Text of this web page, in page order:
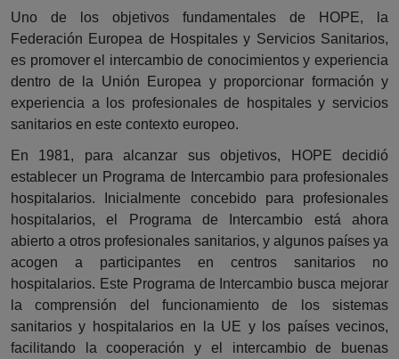
Uno de los objetivos fundamentales de HOPE, la
Federación Europea de Hospitales y Servicios Sanitarios,
es promover el intercambio de conocimientos y experiencia
dentro de la Unión Europea y proporcionar formación y
experiencia a los profesionales de hospitales y servicios
sanitarios en este contexto europeo.
En 1981, para alcanzar sus objetivos, HOPE decidió
establecer un Programa de Intercambio para profesionales
hospitalarios. Inicialmente concebido para profesionales
hospitalarios, el Programa de Intercambio está ahora
abierto a otros profesionales sanitarios, y algunos países ya
acogen a participantes en centros sanitarios no
hospitalarios. Este Programa de Intercambio busca mejorar
la comprensión del funcionamiento de los sistemas
sanitarios y hospitalarios en la UE y los países vecinos,
facilitando la cooperación y el intercambio de buenas